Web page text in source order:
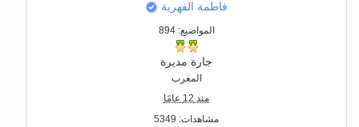
فاطمة الفهرية
المواضيع: 894
جارة مديرة
المغرب
منذ 12 عامًا
مشاهدات: 5349